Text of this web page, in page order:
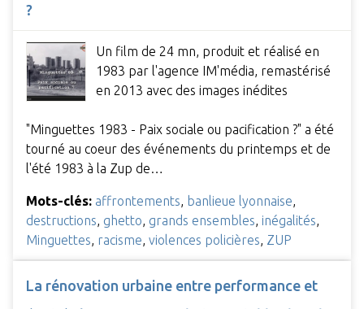
?
Un film de 24 mn, produit et réalisé en
1983 par l'agence IM'média, remastérisé
en 2013 avec des images inédites
"Minguettes 1983 - Paix sociale ou pacification ?" a été
tourné au coeur des événements du printemps et de
l'été 1983 à la Zup de…
Mots-clés: affrontements, banlieue lyonnaise,
destructions, ghetto, grands ensembles, inégalités,
Minguettes, racisme, violences policières, ZUP
La rénovation urbaine entre performance et